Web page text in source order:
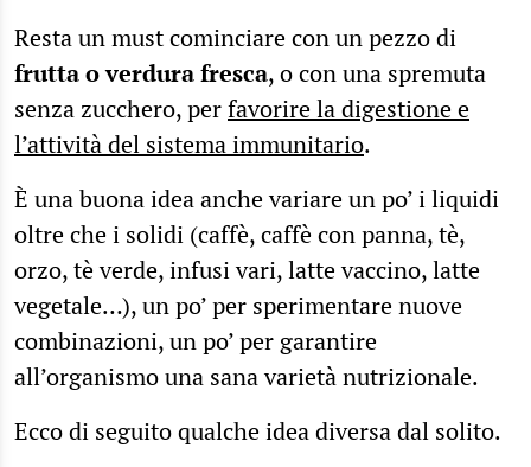
Resta un must cominciare con un pezzo di
frutta o verdura fresca, o con una spremuta
senza zucchero, perfavorire la digestione e
l’attività del sistema immunitario.
È una buona idea anche variare un po’ i liquidi
oltre che i solidi (caffè, caffè con panna, tè,
orzo, tè verde, infusi vari, latte vaccino, latte
vegetale…), un po’ per sperimentare nuove
combinazioni, un po’ per garantire
all’organismo una sana varietà nutrizionale.
Ecco di seguito qualche idea diversa dal solito.